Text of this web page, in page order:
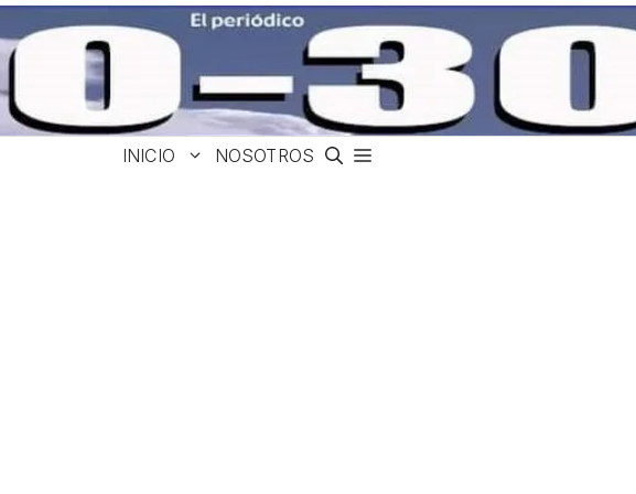
INICIO NOSOTROS